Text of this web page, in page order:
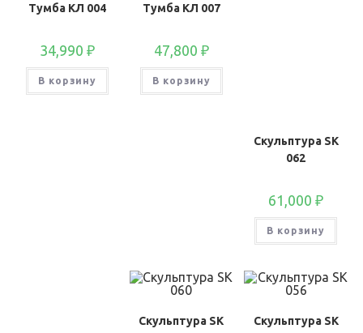
Тумба КЛ 004
34,990 ₽
В корзину
Тумба КЛ 007
47,800 ₽
В корзину
Скульптура SK
062
61,000₽
В корзину
Скульптура SK
Скульптура SK